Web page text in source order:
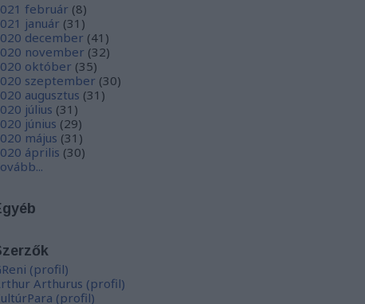
február (8)
január (31 )
december (41 )
november (32)
október (35)
szeptember (30)
augusztus (31 )
július (31 )
június (29)
május (31 )
április (30)
...
(profil)
Arthurus (profil)
(profil)